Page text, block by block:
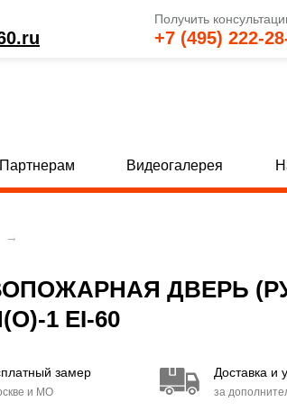
Получить
+7 (495) 222-
Двупольные двери со стеклом
Двери EI 30
Партнерам Видеогалерея
→
ДВЕРЬ
1 EI-60
замер
и МО
Доставка и
за